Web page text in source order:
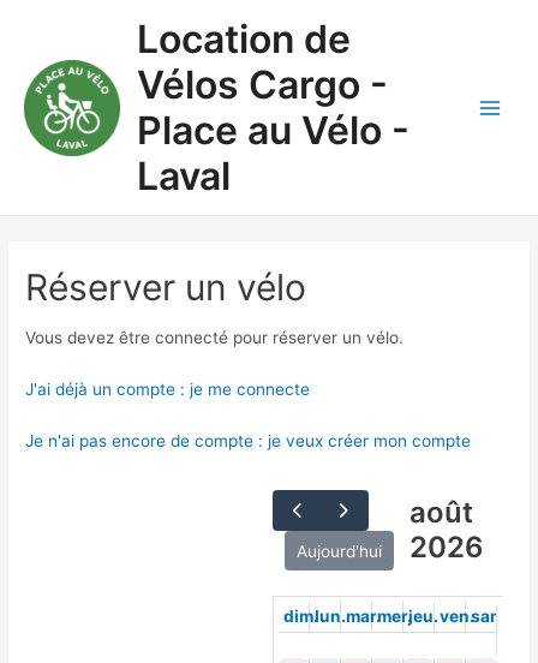
contenu
Location de
Vélos Cargo -
Place au Vélo -
Laval
Réserver un vélo
Vous devez être connecté pour réserver un vélo.
J'ai déjà un compte : je me connecte
Je n'ai pas encore de compte : je veux créer mon compte
Aujourd'hui
août
2026
dim.lun.mar.mer.jeu.ven.sam.